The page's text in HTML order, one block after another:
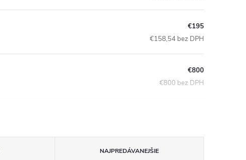
€195
€158,54 bez DPH
€800
€800 bez DPH
NAJPREDÁVANEJŠIE